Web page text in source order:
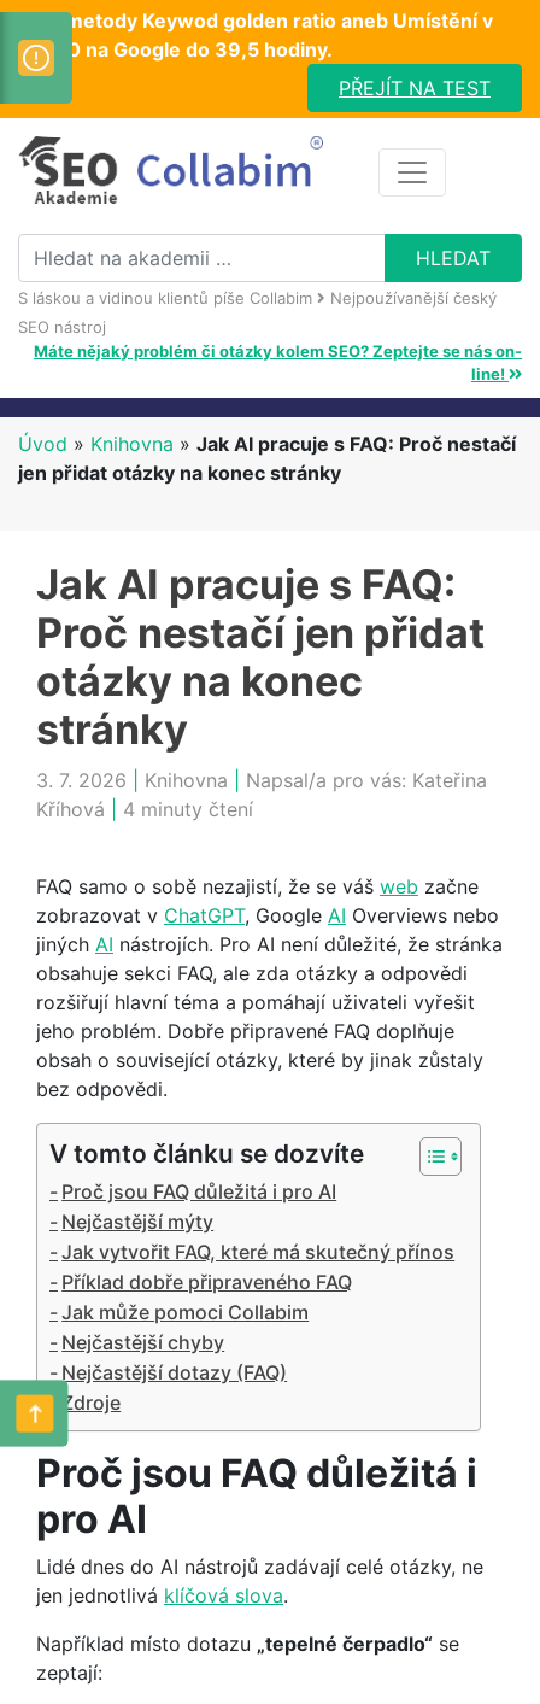
Test metody Keywod golden ratio aneb Umístění v
TOP10 na Google do 39,5 hodiny.
PŘEJÍT NA TEST
S láskou a vidinou klientů píše Collabim
Nejpoužívanější český
SEO nástroj
Máte nějaký problém či otázky kolem SEO? Zeptejte se nás on-
line!
Úvod » Knihovna » Jak AI pracuje s FAQ: Proč nestačí
jen přidat otázky na konec stránky
Jak AI pracuje s FAQ:
Proč nestačí jen přidat
otázky na konec
stránky
3. 7. 2026 Knihovna Napsal/a pro vás: Kateřina
Kříhová
4 minuty čtení
FAQ samo o sobě nezajistí, že se váš web začne
zobrazovat v ChatGPT, Google AI Overviews nebo
jiných AI nástrojích. Pro AI není důležité, že stránka
obsahuje sekci FAQ, ale zda otázky a odpovědi
rozšiřují hlavní téma a pomáhají uživateli vyřešit
jeho problém. Dobře připravené FAQ doplňuje
obsah o související otázky, které by jinak zůstaly
bez odpovědi.
V tomto článku se dozvíte
Proč jsou FAQ důležitá i pro AI
Nejčastější mýty
Jak vytvořit FAQ, které má skutečný přínos
Příklad dobře připraveného FAQ
Jak může pomoci Collabim
Nejčastější chyby
Nejčastější dotazy (FAQ)
Zdroje
Proč jsou FAQ důležitá i
pro AI
Lidé dnes do AI nástrojů zadávají celé otázky, ne
jen jednotlivá klíčová slova.
Například místo dotazu „tepelné čerpadlo“ se
zeptají: